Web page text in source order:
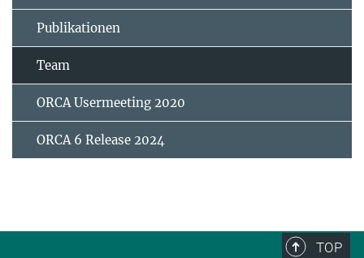
Publikationen
Team
ORCA Usermeeting 2020
ORCA 6 Release 2024
TOP